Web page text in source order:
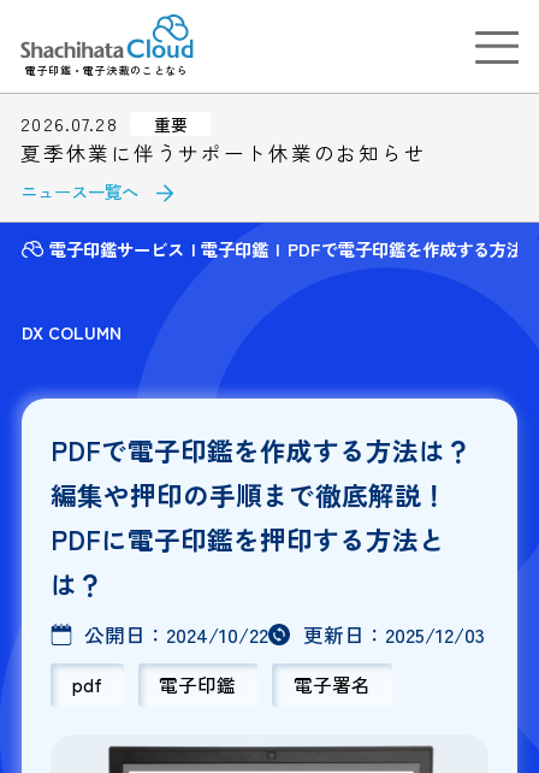
電子印鑑・電子決裁のことなら
2026.07.28 重要
夏季休業に伴うサポート休業のお知らせ
ニュース一覧へ
電子印鑑サービス 電子印鑑 PDFで電子印鑑を作成する方法
DX COLUMN
PDFで電子印鑑を作成する方法は？
編集や押印の手順まで徹底解説！
PDFに電子印鑑を押印する方法と
は？
公開日： 2024/10/22 更新日： 2025/12/03
pdf 電子印鑑 電子署名